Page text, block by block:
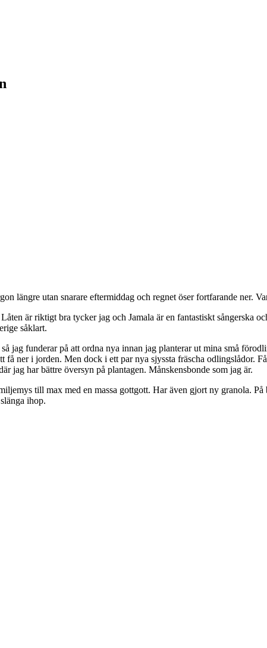
längre utan snarare eftermiddag och regnet öser fortfarande ner.
är riktigt bra tycker jag och Jamala är en fantastiskt sångerska
såklart.
jag funderar på att ordna nya innan jag planterar ut mina små
få ner i jorden. Men dock i ett par nya sjyssta fräscha odlingslådor.
jag har bättre översyn på plantagen. Månskensbonde som jag är.
till max med en massa gottgott. Har även gjort ny granola.
ihop.